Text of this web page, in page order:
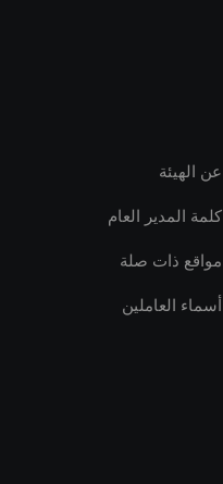
عن الهيئة
كلمة المدير العام
مواقع ذات صلة
أسماء العاملين